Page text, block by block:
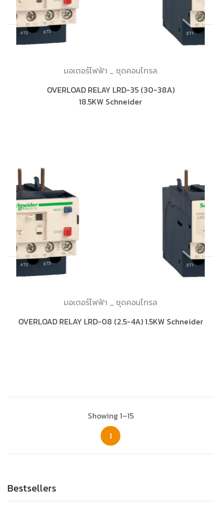
มอเตอร์ไฟฟ้า _ ชุดคอนโทรล
OVERLOAD RELAY LRD-35 (30-38A)
18.5KW Schneider
มอเตอร์ไฟฟ้า _ ชุดคอนโทรล
OVERLOAD RELAY LRD-08 (2.5-4A) 1.5KW Schneider
Showing 1–15
1
Bestsellers